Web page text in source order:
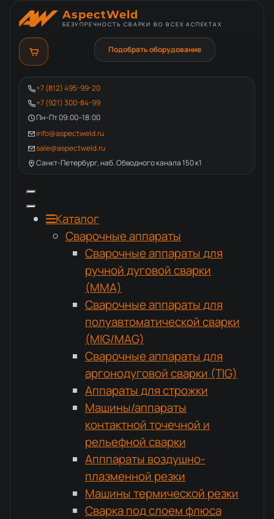
AspectWeld
БЕЗУПРЕЧНОСТЬ СВАРКИ ВО ВСЕХ АСПЕКТАХ
+7 (812) 495-99-20
+7 (921) 300-84-99
Пн–Пт 09:00–18:00
info@aspectweld.ru
sale@aspectweld.ru
Санкт-Петербург, наб. Обводного канала 150 к1
Подобрать оборудование
Каталог
Сварочные аппараты
Сварочные аппараты для
ручной дуговой сварки
(MMA)
Сварочные аппараты для
полуавтоматической сварки
(MIG/MAG)
Сварочные аппараты для
аргонодуговой сварки (TIG)
Аппараты для строжки
Машины/аппараты
контактной точечной и
рельефной сварки
Апппараты воздушно-
плазменной резки
Машины термической резки
Сварка под слоем флюса